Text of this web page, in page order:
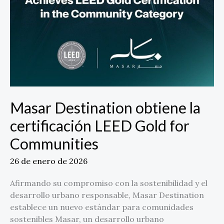
Masar Destination obtiene la
certificación LEED Gold for
Communities
26 de enero de 2026
Afirmando su compromiso con la sostenibilidad y el
desarrollo urbano responsable, Masar Destination
establece un nuevo estándar para comunidades
sostenibles Masar, un desarrollo urbano